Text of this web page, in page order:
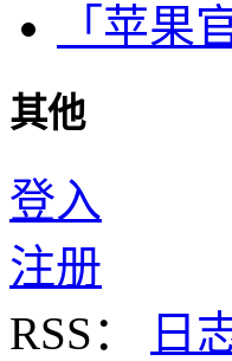
「苹果
其他
登入
注册
RSS：
日